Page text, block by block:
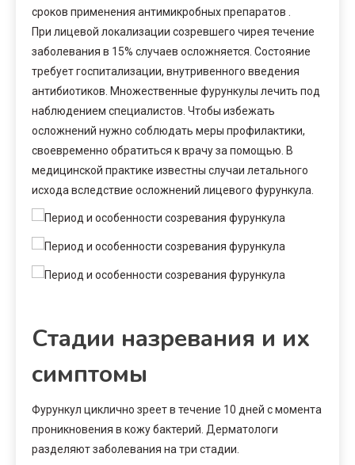
сроков применения антимикробных препаратов .
При лицевой локализации созревшего чирея течение
заболевания в 15% случаев осложняется. Состояние
требует госпитализации, внутривенного введения
антибиотиков. Множественные фурункулы лечить под
наблюдением специалистов. Чтобы избежать
осложнений нужно соблюдать меры профилактики,
своевременно обратиться к врачу за помощью. В
медицинской практике известны случаи летального
исхода вследствие осложнений лицевого фурункула.
Стадии назревания и их
симптомы
Фурункул циклично зреет в течение 10 дней с момента
проникновения в кожу бактерий. Дерматологи
разделяют заболевания на три стадии.